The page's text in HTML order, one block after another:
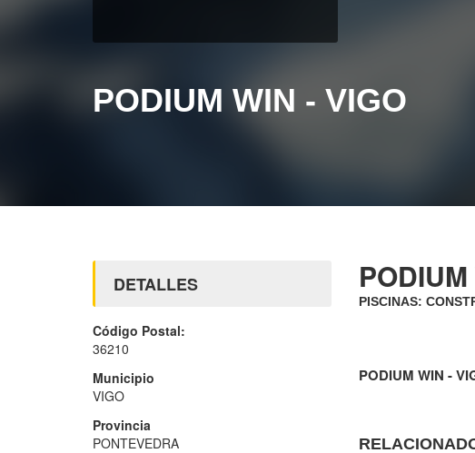
PODIUM WIN - VIGO
PISCINAS:
PODIUM WIN -
DETALLES
Código Postal:
36210
Municipio
VIGO
Provincia
PONTEVEDRA